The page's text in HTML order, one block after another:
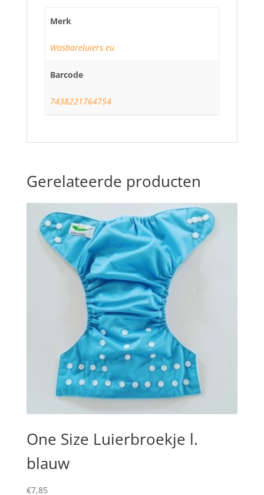
Merk
Wasbareluiers.eu
Barcode
7438221764754
Gerelateerde producten
One Size Luierbroekje l.
blauw
€7,85